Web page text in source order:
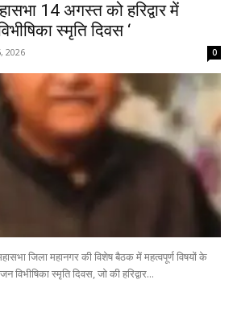
14 अगस्त को हरिद्वार में
स्मृति दिवस ‘
2026 0
जिला महानगर की विशेष बैठक में महत्वपूर्ण विषयों के
स्मृति दिवस, जो की हरिद्वार...